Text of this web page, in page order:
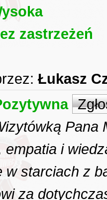
zastrzeżeń
Łukasz
Pana
empatia i
w starciach z
za